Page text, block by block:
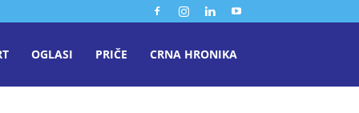
OGLASI PRIČE CRNA HRONIKA